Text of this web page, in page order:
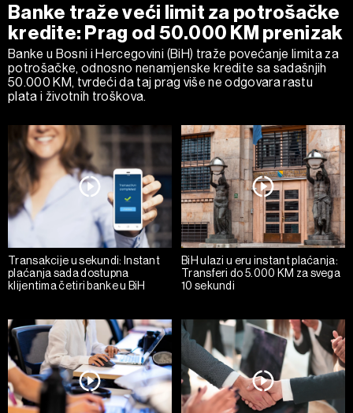
Banke traže veći limit za potrošačke
kredite: Prag od 50.000 KM prenizak
Banke u Bosni i Hercegovini (BiH) traže povećanje limita za
potrošačke, odnosno nenamjenske kredite sa sadašnjih
50.000 KM, tvrdeći da taj prag više ne odgovara rastu
plata i životnih troškova.
Transakcije u sekundi: Instant
plaćanja sada dostupna
klijentima četiri banke u BiH
BiH ulazi u eru instant plaćanja:
Transferi do 5.000 KM za svega
10 sekundi